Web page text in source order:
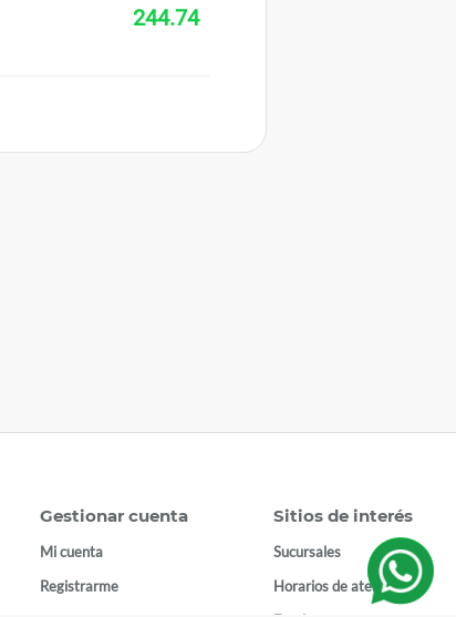
244.74
Gestionar cuenta
Mi cuenta
Registrarme
Sitios de interés
Sucursales
Horarios de atención